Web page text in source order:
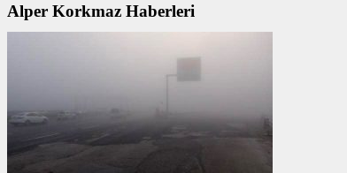
Alper Korkmaz Haberleri